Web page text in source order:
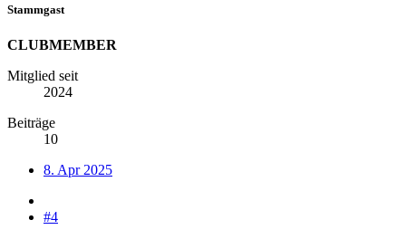
Stammgast
CLUBMEMBER
Mitglied seit
2024
Beiträge
10
8. Apr 2025
#4